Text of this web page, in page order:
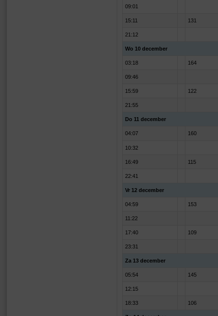
09:01
15:11 131
21:12
Wo 10 december
03:18 164
09:46
15:59 122
21:55
Do 11 december
04:07 160
10:32
16:49 115
22:41
Vr 12 december
04:59 153
11:22
17:40 109
23:31
Za 13 december
05:54 145
12:15
18:33 106